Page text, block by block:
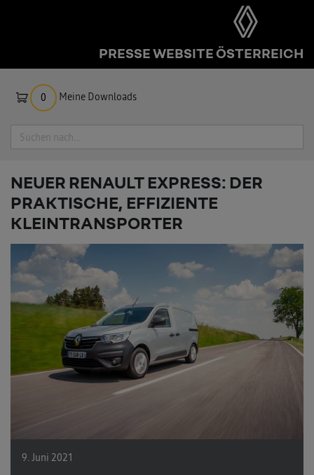
PRESSE WEBSITE ÖSTERREICH
0 Meine Downloads
Suche
NEUER RENAULT EXPRESS: DER
PRAKTISCHE, EFFIZIENTE
KLEINTRANSPORTER
9. Juni 2021